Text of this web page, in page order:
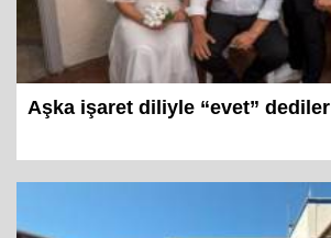
Aşka işaret diliyle “evet” dediler